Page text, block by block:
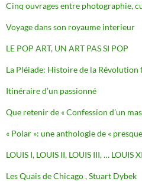
Cinq ouvrages entre photographie,
Voyage dans son royaume interieur
LE POP ART, UN ART PAS SI POP
La Pléiade: Histoire de la
Itinéraire d’un passionné
Que retenir de « Confession d’un
« Polar »: une anthologie de «
LOUIS I, LOUIS II, LOUIS III, … LOUIS
Les Quais de Chicago , Stuart Dybek